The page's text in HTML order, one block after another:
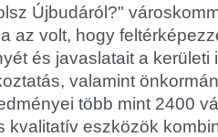
Újbudáról?"
az volt, hogy
és javaslatait a kerületi
valamint
több mint 2400
kvalitatív eszközök